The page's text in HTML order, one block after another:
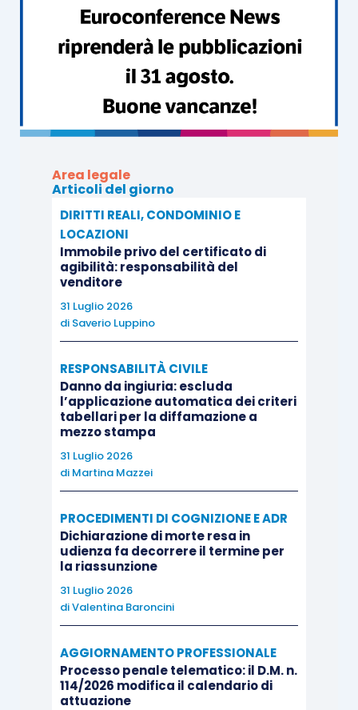
Area legale
Articoli del giorno
DIRITTI REALI, CONDOMINIO E
LOCAZIONI
Immobile privo del certificato di
agibilità: responsabilità del
venditore
31 Luglio 2026
di Saverio Luppino
RESPONSABILITÀ CIVILE
Danno da ingiuria: escluda
l’applicazione automatica dei criteri
tabellari per la diffamazione a
mezzo stampa
31 Luglio 2026
di Martina Mazzei
PROCEDIMENTI DI COGNIZIONE E ADR
Dichiarazione di morte resa in
udienza fa decorrere il termine per
la riassunzione
31 Luglio 2026
diValentina Baroncini
AGGIORNAMENTO PROFESSIONALE
Processo penale telematico: il D.M. n.
114/2026 modifica il calendario di
attuazione